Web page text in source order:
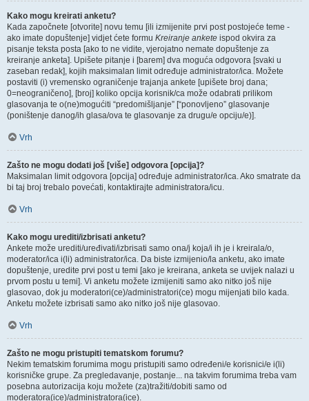
Kako mogu kreirati anketu?
Kada započnete [otvorite] novu temu [ili izmijenite prvi post postojeće teme -
ako imate dopuštenje] vidjet ćete formu Kreiranje ankete ispod okvira za
pisanje teksta posta [ako to ne vidite, vjerojatno nemate dopuštenje za
kreiranje anketa]. Upišete pitanje i [barem] dva moguća odgovora [svaki u
zaseban redak], kojih maksimalan limit određuje administrator/ica. Možete
postaviti (i) vremensko ograničenje trajanja ankete [upišete broj dana;
0=neograničeno], [broj] koliko opcija korisnik/ca može odabrati prilikom
glasovanja te o(ne)mogućiti “predomišljanje” [“ponovljeno” glasovanje
(poništenje danog/ih glasa/ova te glasovanje za drugu/e opciju/e)].
Vrh
Zašto ne mogu dodati još [više] odgovora [opcija]?
Maksimalan limit odgovora [opcija] određuje administrator/ica. Ako smatrate da
bi taj broj trebalo povećati, kontaktirajte administratora/icu.
Vrh
Kako mogu urediti/izbrisati anketu?
Ankete može urediti/uređivati/izbrisati samo ona/j koja/i ih je i kreirala/o,
moderator/ica i(li) administrator/ica. Da biste izmijenio/la anketu, ako imate
dopuštenje, uredite prvi post u temi [ako je kreirana, anketa se uvijek nalazi u
prvom postu u temi]. Vi anketu možete izmijeniti samo ako nitko još nije
glasovao, dok ju moderatori(ce)/administratori(ce) mogu mijenjati bilo kada.
Anketu možete izbrisati samo ako nitko još nije glasovao.
Vrh
Zašto ne mogu pristupiti tematskom forumu?
Nekim tematskim forumima mogu pristupiti samo određeni/e korisnici/e i(li)
korisničke grupe. Za pregledavanje, postanje... na takvim forumima treba vam
posebna autorizacija koju možete (za)tražiti/dobiti samo od
moderatora(ice)/administratora(ice).